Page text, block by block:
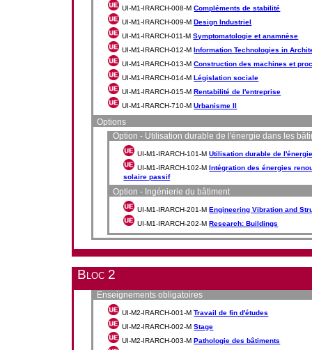
UI-M1-IRARCH-008-MCompléments de stabilité
UI-M1-IRARCH-009-MDesign Industriel
UI-M1-IRARCH-011-MSymptomatologie et anamnèse
UI-M1-IRARCH-012-MInformation Technologies in
UI-M1-IRARCH-013-MConstruction des machines et
UI-M1-IRARCH-014-MLégislation sociale
UI-M1-IRARCH-015-MRentabilité de l'entreprise
UI-M1-IRARCH-710-MUrbanisme II
Options
Option - Utilisation durable de l'énergie dans les
UI-M1-IRARCH-101-MUtilisation durable de
UI-M1-IRARCH-102-MIntégration des énergies
solaire passif
Option - Ingénierie du bâtiment
UI-M1-IRARCH-201-MEngineering Vibration and
UI-M1-IRARCH-202-MResearch: Buildings
Bloc 2
Enseignements obligatoires
UI-M2-IRARCH-001-MTravail de fin d'études
UI-M2-IRARCH-002-MStage
UI-M2-IRARCH-003-MPathologie des bâtiments